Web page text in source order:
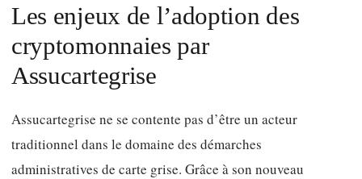
Les enjeux de l’adoption des
cryptomonnaies par
Assucartegrise
Assucartegrise ne se contente pas d’être un acteur
traditionnel dans le domaine des démarches
administratives de carte grise. Grâce à son nouveau